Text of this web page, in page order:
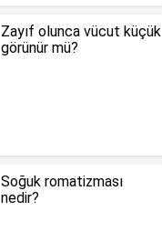
Zayıf olunca vücut küçük
görünür mü?
Soğuk romatizması
nedir?